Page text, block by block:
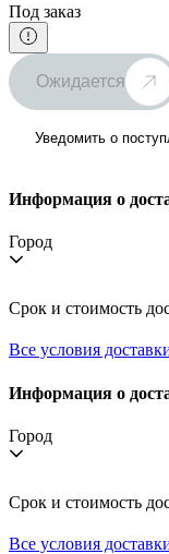
Под заказ
Ожидается
Уведомить о
Информация о
Город
Срок и стоимость
Все условия
Информация о
Город
Срок и стоимость
Все условия